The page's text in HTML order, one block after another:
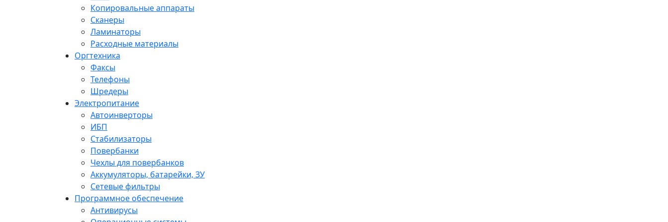
Копировальные аппараты
Сканеры
Ламинаторы
Расходные материалы
Оргтехника
Факсы
Телефоны
Шредеры
Электропитание
Автоинверторы
ИБП
Стабилизаторы
Повербанки
Чехлы для повербанков
Аккумуляторы, батарейки, ЗУ
Сетевые фильтры
Программное обеспечение
Антивирусы